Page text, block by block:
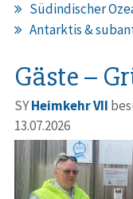
Südindischer
Antarktis &
Gäste –
SYHeimkehr VII
13.07.2026